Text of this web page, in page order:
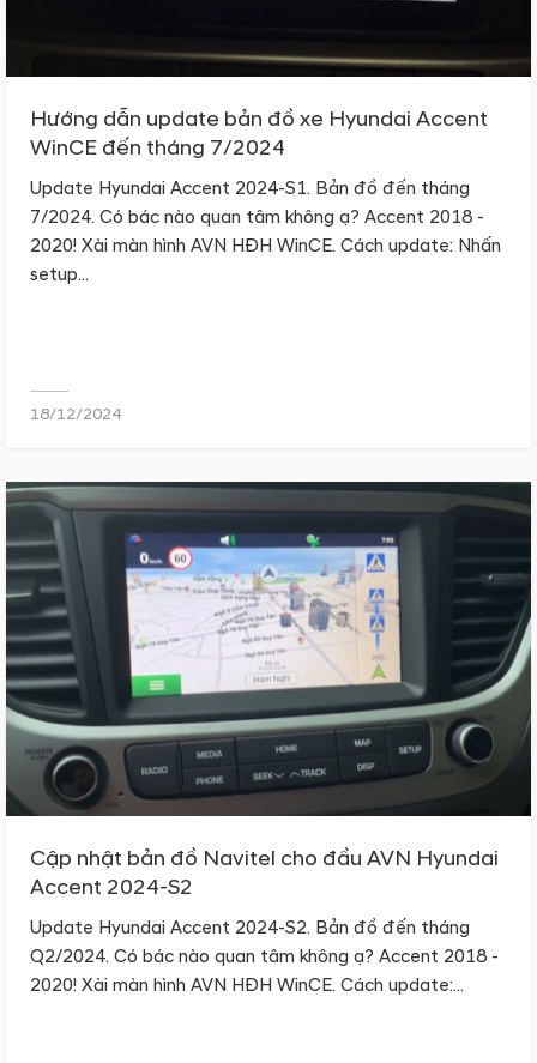
Hướng dẫn update bản đồ xe Hyundai Accent
WinCE đến tháng 7/2024
18/12/2024
Update Hyundai Accent 2024-S1. Bản đồ đến tháng
7/2024. Có bác nào quan tâm không ạ? Accent 2018 -
2020! Xài màn hình AVN HĐH WinCE. Cách update: Nhấn
setup...
Cập nhật bản đồ Navitel cho đầu AVN Hyundai
Accent 2024-S2
Update Hyundai Accent 2024-S2. Bản đồ đến tháng
Q2/2024. Có bác nào quan tâm không ạ? Accent 2018 -
2020! Xài màn hình AVN HĐH WinCE. Cách update:...